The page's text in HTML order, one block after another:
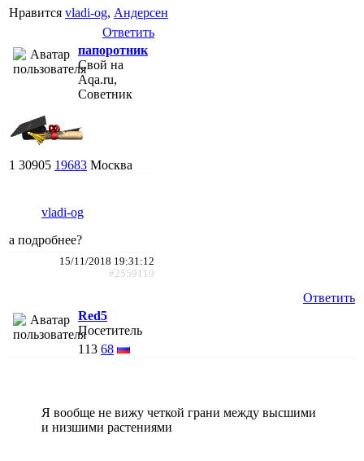
Нравится vladi-og, Андерсен
Ответить
папоротник
Свой на
Aqa.ru,
Советник
1 30905 19683 Москва
vladi-og
а подробнее?
15/11/2018 19:31:12
#2559119
Ответить
Red5
Посетитель
113 68
Я вообще не вижу четкой грани между высшими
и низшими растениями